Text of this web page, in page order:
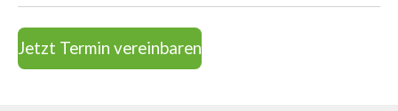
Jetzt Termin vereinbaren